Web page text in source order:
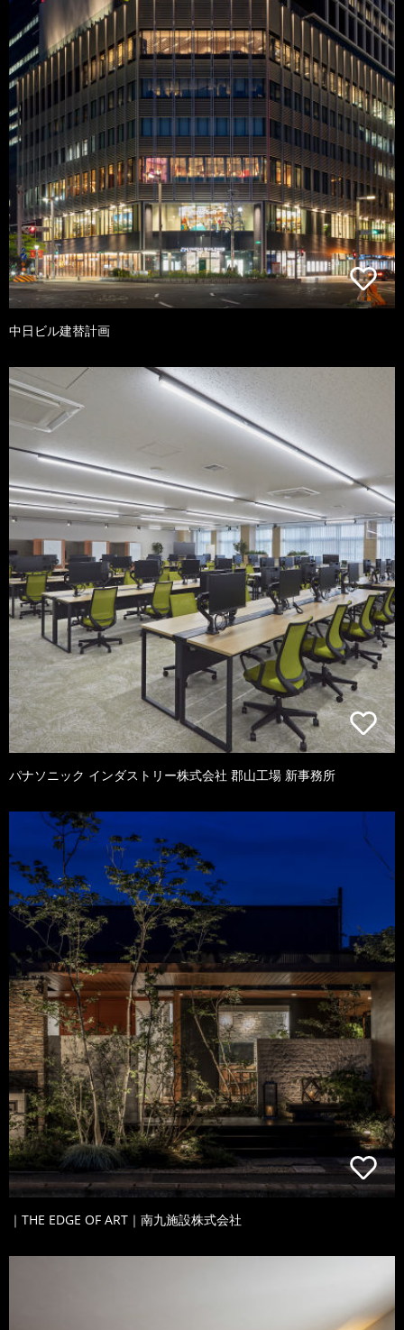
中日ビル建替計画
パナソニック インダストリー株式会社 郡山工場 新事務所
｜THE EDGE OF ART｜南九施設株式会社